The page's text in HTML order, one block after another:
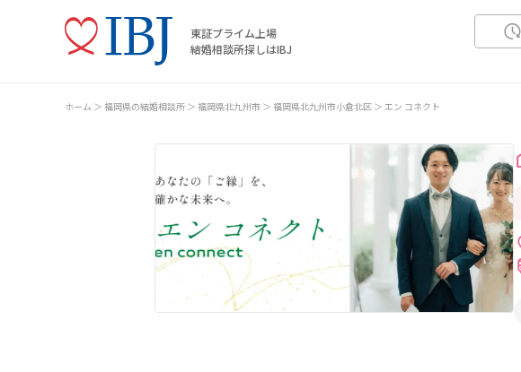
東証プライム上場
結婚相談所探しはIBJ
ホーム 福岡県の結婚相談所 福岡県北九州市 福岡県北九州市小倉北区 エン コネクト